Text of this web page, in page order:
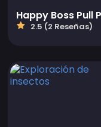
Happy Boss Pull
2.5 (2 Reseñas)